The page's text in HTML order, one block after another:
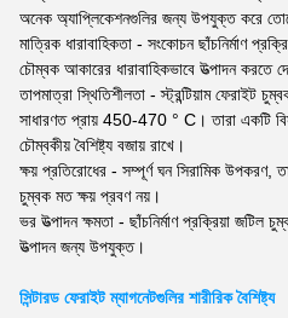
অনেক অ্যাপ্লিকেশনগুলির জন্য উপযুক্ত করে
মাত্রিক ধারাবাহিকতা - সংকোচন ছাঁচনির্মাণ
চৌম্বক আকারের ধারাবাহিকভাবে উত্পাদন করতে
তাপমাত্রা স্থিতিশীলতা - স্ট্রন্টিয়াম ফেরাইট
সাধারণত প্রায় 450-470 ° C। তারা একটি
চৌম্বকীয় বৈশিষ্ট্য বজায় রাখে।
ক্ষয় প্রতিরোধের - সম্পূর্ণ ঘন সিরামিক
চুম্বক মত ক্ষয় প্রবণ নয়।
ভর উত্পাদন ক্ষমতা - ছাঁচনির্মাণ প্রক্রিয়া জটিল
উত্পাদন জন্য উপযুক্ত।
সিন্টারড ফেরাইট ম্যাগনেটগুলির শারীরিক বৈশিষ্ট্য